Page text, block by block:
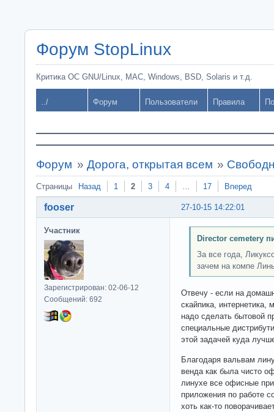
Форум StopLinux
Критика ОС GNU/Linux, MAC, Windows, BSD, Solaris и т.д.
../ Форум Пользователи Правила
Форум » Дорога, открытая всем »
Страницы Назад 1 2 3 4 … 17 Вперед
27-10-15 14:22:01
fooser
Участник
Зарегистрирован: 02-06-12
Сообщений: 692
Director cemetery
За все года,
зачем на компе
Отвечу - если на
скайпика,
надо сделать бытовой
специальные
этой задачей куда
Благодаря вальвам
венда как была чисто
линухе все офисные
приложения по работе
хоть как-то